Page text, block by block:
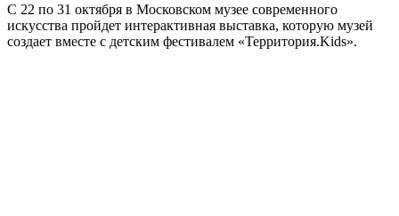
С 22 по 31 октября в Московском музее современного
искусства пройдет интерактивная выставка, которую музей
создает вместе с детским фестивалем «Территория.Kids».